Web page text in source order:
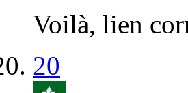
Voilà, lien
20